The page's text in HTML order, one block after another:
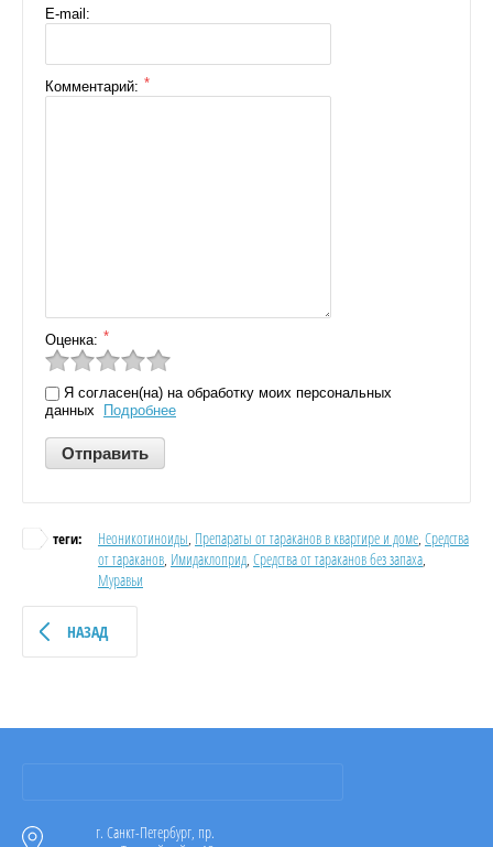
E-mail:
Комментарий: *
Оценка: *
Я согласен(на) на обработку моих персональных
данных
Подробнее
теги: Неоникотиноиды Препараты от тараканов в квартире и доме Средства
от тараканов Имидаклоприд Средства от тараканов без запаха
Муравьи
НАЗАД
г. Санкт-Петербург, пр.